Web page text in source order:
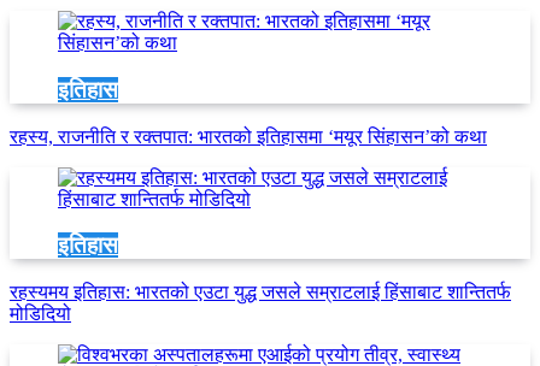
इतिहास
रहस्य, राजनीति र रक्तपात: भारतको इतिहासमा ‘मयूर सिंहासन’को कथा
इतिहास
रहस्यमय इतिहास: भारतको एउटा युद्ध जसले सम्राटलाई हिंसाबाट शान्तितर्फ
मोडिदियो